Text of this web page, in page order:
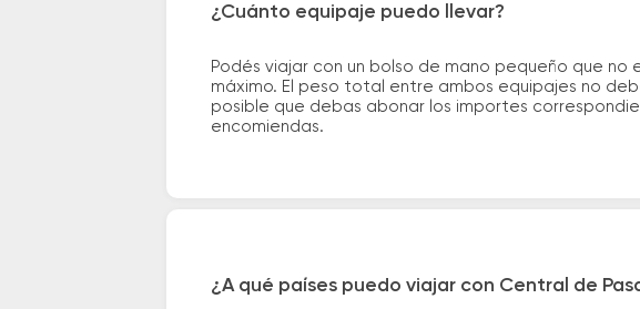
¿Cuánto equipaje puedo llevar?
Podés viajar con un bolso de mano pequeño que
máximo. El peso total entre ambos equipajes no
posible que debas abonar los importes
encomiendas.
¿A qué países puedo viajar con Central de